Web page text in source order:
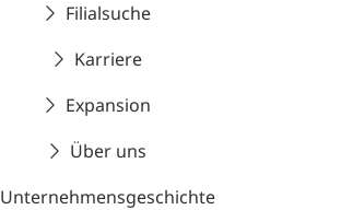
Filialsuche
Karriere
Expansion
Über uns
Unternehmensgeschichte